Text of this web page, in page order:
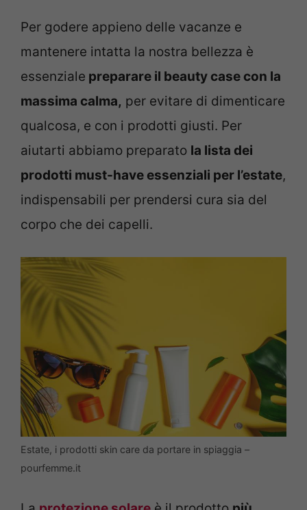
Per godere appieno delle vacanze e
mantenere intatta la nostra bellezza è
essenziale preparare il beauty case con la
massima calma, per evitare di dimenticare
qualcosa, e con i prodotti giusti. Per
aiutarti abbiamo preparato la lista dei
prodotti must-have essenziali per l’estate,
indispensabili per prendersi cura sia del
corpo che dei capelli.
Estate, i prodotti skin care da portare in spiaggia –
pourfemme.it